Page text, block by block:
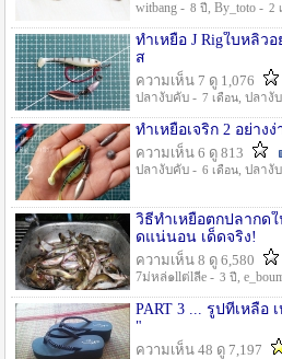
witbang - 8 ปี , By_toto - 2
ทำเหยื่อ J Rigใบหลิว
ส
ความเห็น 7 ดู 1,076
ปลางับคับ - 7 เดือน, ปลางั
ทำเหยื่อเจริก 2 อย่าง
ความเห็น 6 ดู 813
ปลางับคับ - 6 เดือน, ปลางั
วิธีทำเหยื่อตกปลากด
ดแน่นอน เด็ดจริง!
ความเห็น 8 ดู 6,580
7ม่หล่๑llต่lลีe - 3 ปี ,
PART 3 ... รูปที่เหลื
"
ความเห็น 48 ดู 7,197